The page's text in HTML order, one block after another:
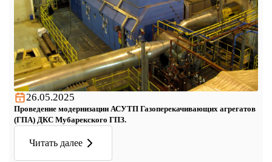
26.05.2025
Проведение модернизации АСУТП Газоперекачивающих агрегатов
(ГПА) ДКС Мубарекского ГПЗ.
Читать далее